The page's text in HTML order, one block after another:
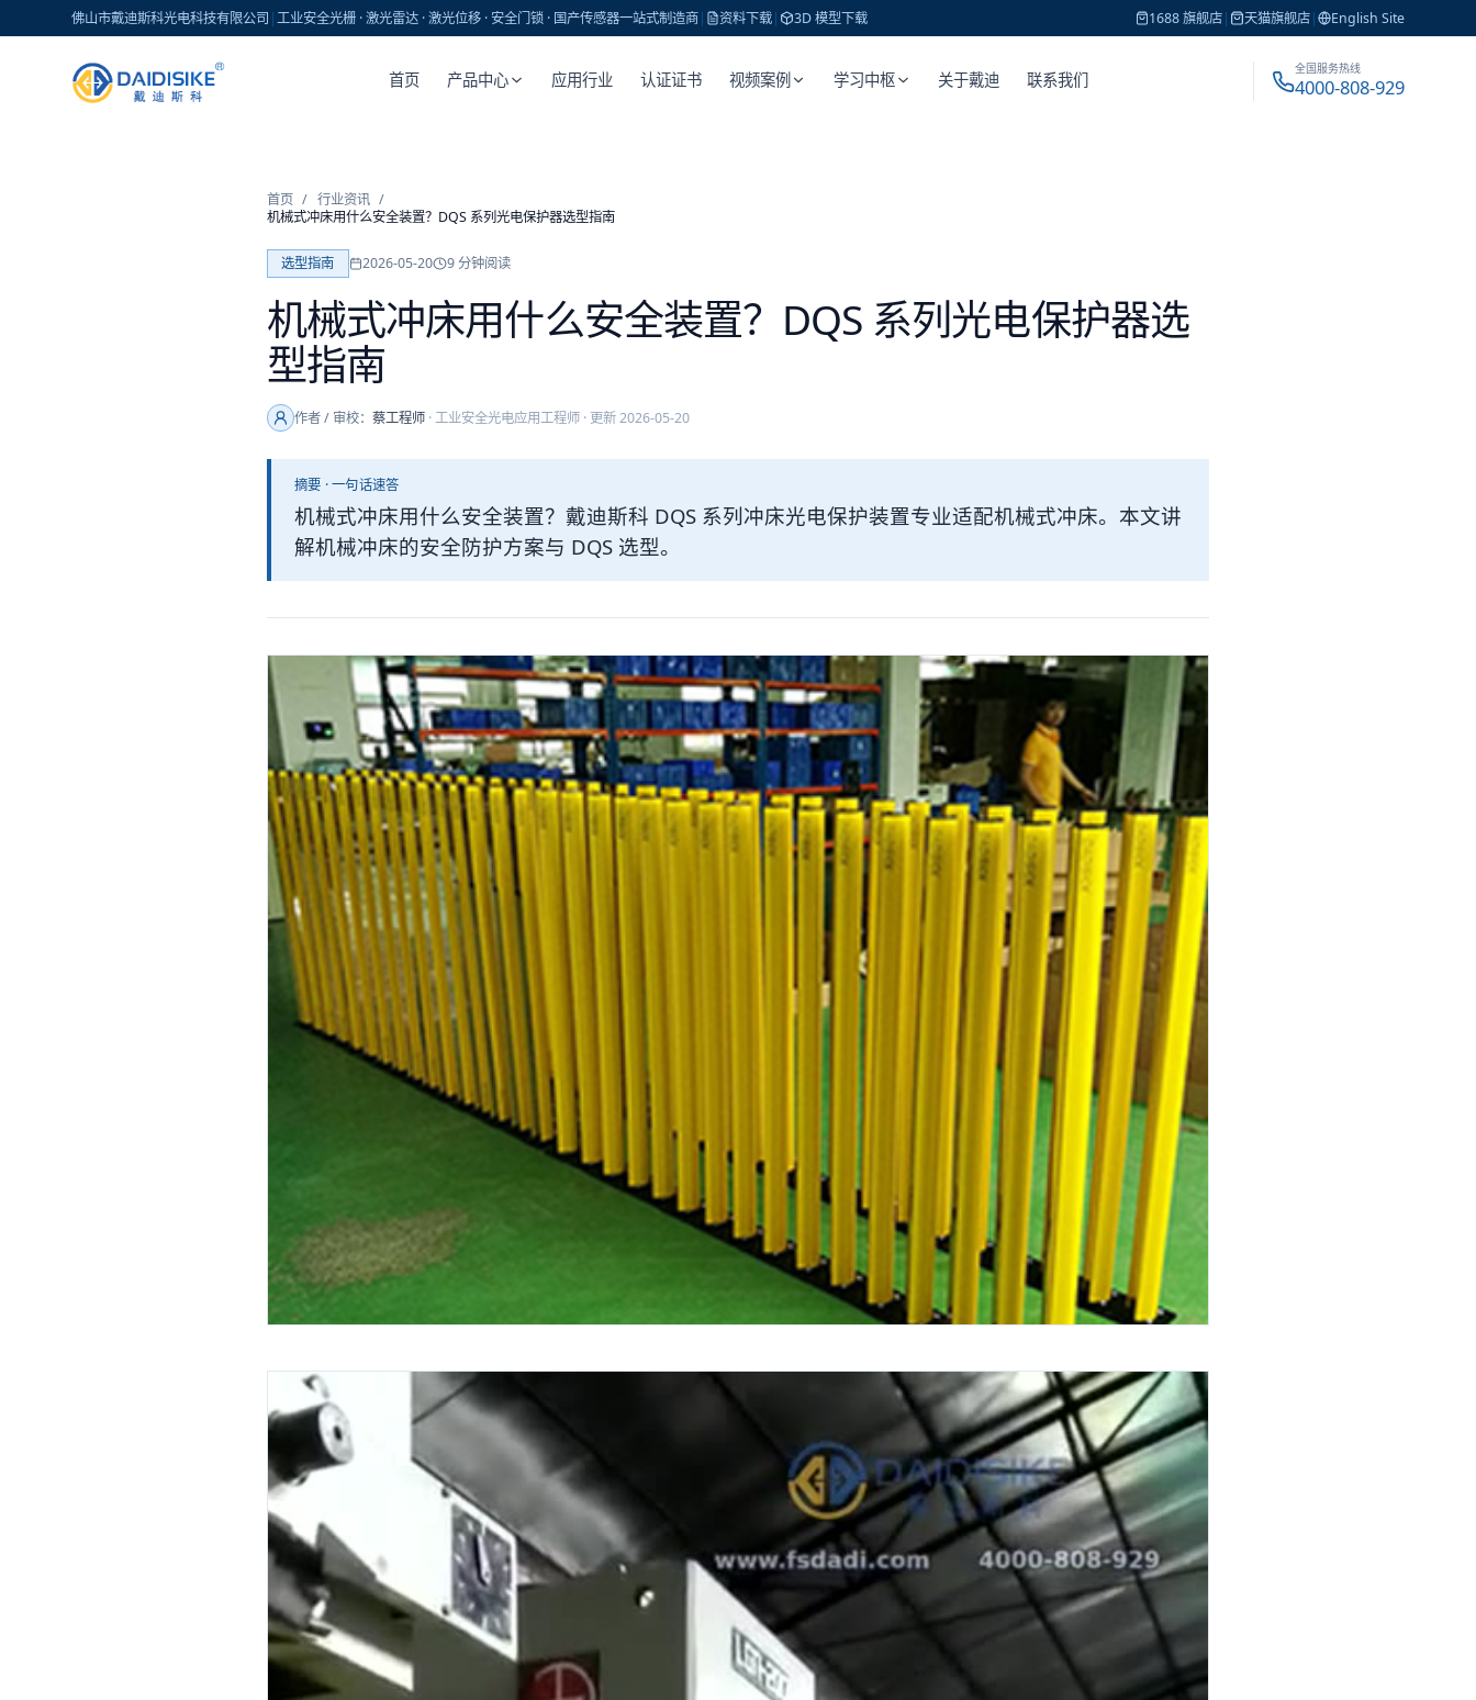
佛山市戴迪斯科光电科技有限公司 |工业安全光栅 · 激光雷达 · 激光位移 · 安全门锁 · 国产传感器一站式制造商| 资料下载| 3D 模型下载 1688 旗舰店| 天猫旗舰店| English Site
首页 产品中心 应用行业 认证证书 视频案例 学习中枢 关于戴迪 联系我们
全国服务热线
4000-808-929
首页 / 行业资讯 /
机械式冲床用什么安全装置？DQS 系列光电保护器选型指南
选型指南 2026-05-20 9分钟阅读
机械式冲床用什么安全装置？DQS 系列光电保护器选
型指南
作者 / 审校： 蔡工程师·工业安全光电应用工程师· 更新2026-05-20
摘要 · 一句话速答
机械式冲床用什么安全装置？戴迪斯科 DQS 系列冲床光电保护装置专业适配机械式冲床。本文讲
解机械冲床的安全防护方案与 DQS 选型。